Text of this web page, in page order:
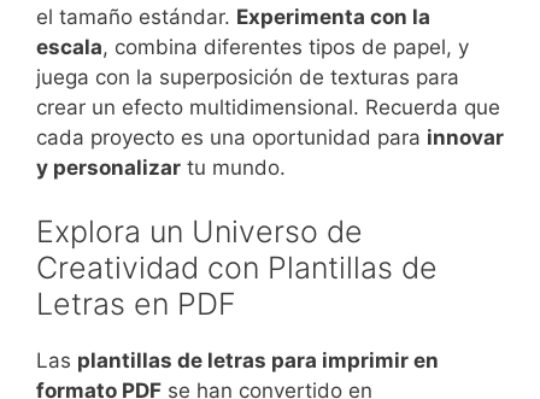
el tamaño estándar. Experimenta con la
escala, combina diferentes tipos de papel, y
juega con la superposición de texturas para
crear un efecto multidimensional. Recuerda que
cada proyecto es una oportunidad para innovar
y personalizar tu mundo.
Explora un Universo de
Creatividad con Plantillas de
Letras en PDF
Las plantillas de letras para imprimir en
formato PDF se han convertido en